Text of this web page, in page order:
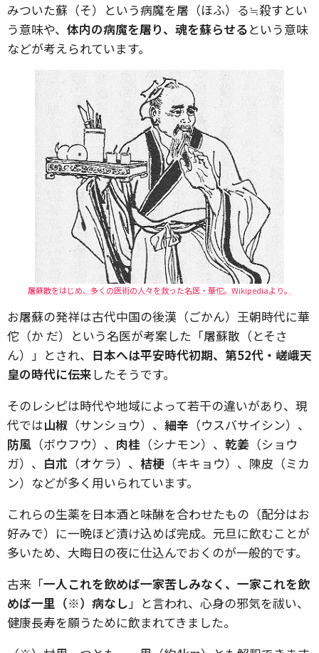
みついた蘇（そ）という病魔を屠（ほふ）る≒殺すとい
う意味や、 体内の病魔を屠り、魂を蘇らせるという意味
などが考えられています。
屠蘇散をはじめ、多くの医術の人々を救った名医・華佗。Wikipediaより。
お屠蘇の発祥は古代中国の後漢（ごかん）王朝時代に華
佗（か だ）という名医が考案した「屠蘇散（とそさ
ん）」とされ、 日本へは平安時代初期、第52代・嵯峨天
皇の時代に伝来 したそうです。
そのレシピは時代や地域によって若干の違いがあり、現
代では山椒 （サンショウ）、 細辛 （ウスバサイシン）、
防風 （ボウフウ）、 肉桂 （シナモン）、 乾姜 （ショウ
ガ）、 白朮 （オケラ）、 桔梗 （キキョウ）、陳皮（ミカ
ン）などが多く用いられています。
これらの生薬を日本酒と味醂を合わせたもの（配分はお
好みで）に一晩ほど漬け込めば完成。元旦に飲むことが
多いため、大晦日の夜に仕込んでおくのが一般的です。
古来「一人これを飲めば一家苦しみなく、一家これを飲
めば一里（※）病なし」と言われ、心身の邪気を祓い、
健康長寿を願うために飲まれてきました。